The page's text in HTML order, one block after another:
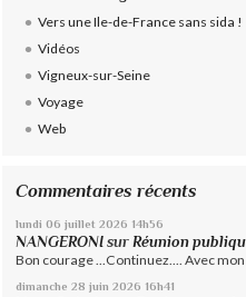
Vers une Ile-de-France sans sida !
Vidéos
Vigneux-sur-Seine
Voyage
Web
Commentaires récents
lundi 06 juillet 2026 14h56
NANGERONI surRéunion
Bon courage ...Continuez.... Avec
dimanche 28 juin 2026 16h41